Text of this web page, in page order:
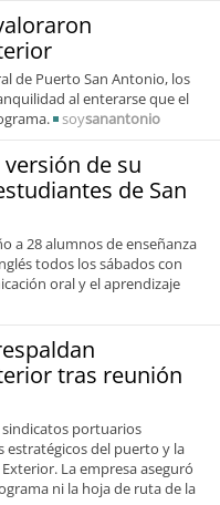
de Puerto San Antonio, los
al enterarse que el
soysanantonio
de su
de San
a 28 alumnos de enseñanza
todos los sábados con
oral y el aprendizaje
tras reunión
portuarios
estratégicos del puerto y la
La empresa aseguró
ni la hoja de ruta de la